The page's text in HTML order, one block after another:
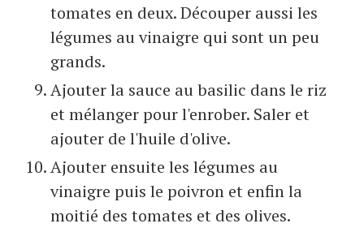
tomates en deux. Découper aussi les
légumes au vinaigre qui sont un peu
grands.
Ajouter la sauce au basilic dans le riz
et mélanger pour l'enrober. Saler et
ajouter de l'huile d'olive.
Ajouter ensuite les légumes au
vinaigre puis le poivron et enfin la
moitié des tomates et des olives.